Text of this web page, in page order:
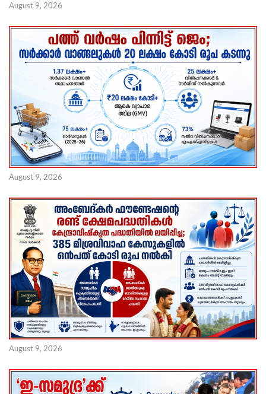
August 9, 2026
August 9, 2026
August 9, 2026